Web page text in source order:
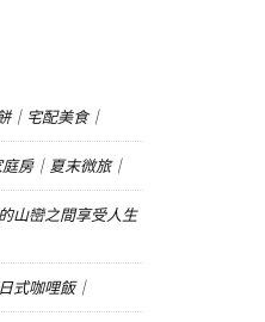
｜宅配美食｜
房｜夏末微旅｜
山巒之間享受人生
式咖哩飯｜